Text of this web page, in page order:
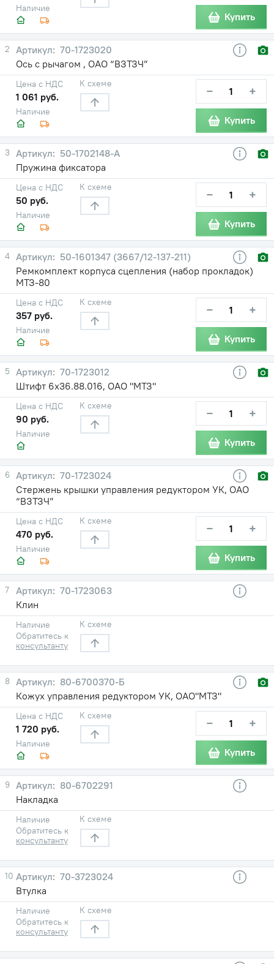
Наличие
Купить
2
70-1723020
Ось с рычагом , ОАО “ВЗТЗЧ”
Наличие
Цена с НДС
1 061 руб.
К схеме − +
Купить
3
50-1702148-А
Пружина фиксатора
Наличие
Цена с НДС
50 руб.
К схеме − +
Купить
4
50-1601347 (3667/12-137-211)
Ремкомплект корпуса сцепления (набор прокладок)
МТЗ-80
Наличие
Цена с НДС
357 руб.
К схеме − +
Купить
5
70-1723012
Штифт 6х36.88.016, ОАО "МТЗ"
Наличие
Цена с НДС
90 руб.
К схеме − +
Купить
6
70-1723024
Стержень крышки управления редуктором УК, ОАО
“ВЗТЗЧ”
Наличие
Цена с НДС
470 руб.
К схеме − +
Купить
7
70-1723063
Клин
Наличие
Обратитесь к
консультанту
К схеме
8
80-6700370-Б
Кожух управления редуктором УК, ОАО"МТЗ"
Наличие
Цена с НДС
1 720 руб.
К схеме − +
Купить
9
80-6702291
Накладка
Наличие
Обратитесь к
консультанту
К схеме
10
70-3723024
Втулка
Наличие
Обратитесь к
консультанту
К схеме